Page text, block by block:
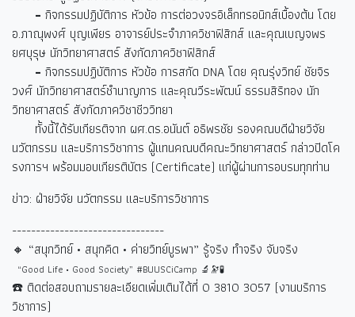
- กิจกรรมปฏิบัติการ หัวข้อ การต่อวงจรอิเล็กทรอนิกส์เบื้องต้น โดย
อ.ภาณุพงศ์ บุญเพียร อาจารย์ประจำภาควิชาฟิสิกส์ และคุณเบญจพร
ยศบุรุษ นักวิทยาศาสตร์ สังกัดภาควิชาฟิสิกส์
- กิจกรรมปฏิบัติการ หัวข้อ การสกัด DNA โดย คุณรุ่งวิทย์ ชัยจิร
วงศ์ นักวิทยาศาสตร์ชำนาญการ และคุณวีระพัฒน์ ธรรมสิริทอง นัก
วิทยาศาสตร์ สังกัดภาควิชาชีววิทยา
ทั้งนี้ได้รับเกียรติจาก ผศ.ดร.อนันต์ อธิพรชัย รองคณบดีฝ่ายวิจัย
นวัตกรรม และบริการวิชาการ ผู้แทนคณบดีคณะวิทยาศาสตร์ กล่าวปิดโค
รงการฯ พร้อมมอบเกียรติบัตร (Certificate) แก่ผู้ผ่านการอบรมทุกท่าน
ข่าว: ฝ่ายวิจัย นวัตกรรม และบริการวิชาการ
--------------------------------
🔸 “สนุกวิทย์ • สนุกคิด • ค่ายวิทย์บูรพา” รู้จริง ทำจริง จับจริง
“Good Life • Good Society” #BUUSCiCamp 🔬🔭🧪
☎️ ติดต่อสอบถามรายละเอียดเพิ่มเติมได้ที่ 0 3810 3057 (งานบริการ
วิชาการ)